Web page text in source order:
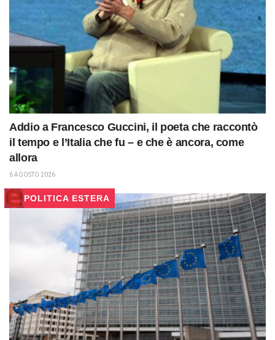
Addio a Francesco Guccini, il poeta che raccontò
il tempo e l’Italia che fu – e che è ancora, come
allora
6 AGOSTO 2026
POLITICA ESTERA